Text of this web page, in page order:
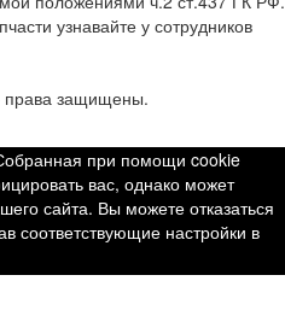
узнавайте у сотрудников
права защищены.
при помощи cookie
вас, однако может
сайта. Вы можете отказаться
соответствующие настройки в